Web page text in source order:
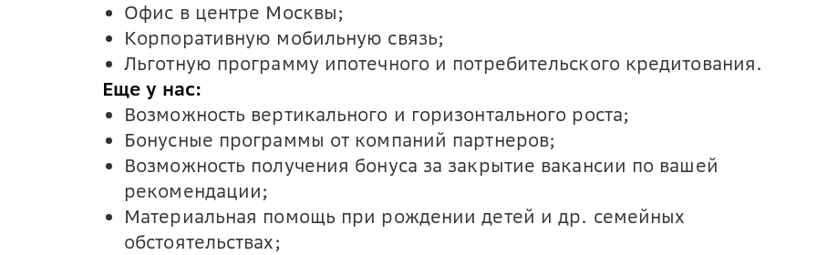
Офис в центре Москвы;
Корпоративную мобильную связь;
Льготную программу ипотечного и потребительского кредитования.
Еще у нас:
Возможность вертикального и горизонтального роста;
Бонусные программы от компаний партнеров;
Возможность получения бонуса за закрытие вакансии по вашей
рекомендации;
Материальная помощь при рождении детей и др. семейных
обстоятельствах;